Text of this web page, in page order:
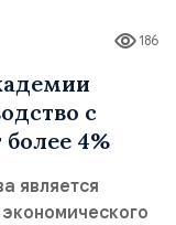
186
с
более 4%
является